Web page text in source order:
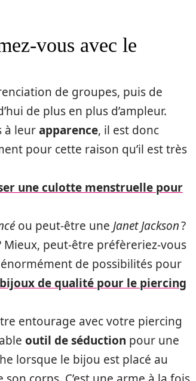
vous avec le
de groupes, puis de
de plus en plus d’ampleur.
à leurapparence, il est donc
pour cette raison qu’il est très
une culotte menstruelle pour
ou peut-être une Janet Jackson?
Mieux, peut-être préfèreriez-vous
de possibilités pour
bijoux de qualité pour le piercing
entourage avec votre piercing
outil de séduction pour une
lorsque le bijou est placé au